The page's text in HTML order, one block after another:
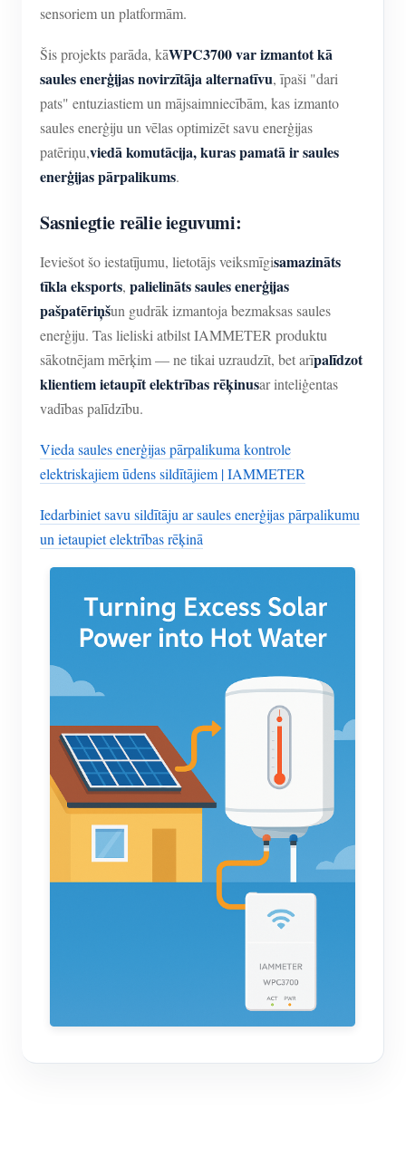
sensoriem un platformām.
Šis projekts parāda, kāWPC3700 var izmantot kā
saules enerģijas novirzītāja alternatīvu, īpaši "dari
pats" entuziastiem un mājsaimniecībām, kas izmanto
saules enerģiju un vēlas optimizēt savu enerģijas
patēriņu,viedā komutācija, kuras pamatā ir saules
enerģijas pārpalikums.
Sasniegtie reālie ieguvumi:
Ieviešot šo iestatījumu, lietotājs veiksmīgisamazināts
tīkla eksports, palielināts saules enerģijas
pašpatēriņšun gudrāk izmantoja bezmaksas saules
enerģiju. Tas lieliski atbilst IAMMETER produktu
sākotnējam mērķim — ne tikai uzraudzīt, bet arīpalīdzot
klientiem ietaupīt elektrības rēķinusar inteliģentas
vadības palīdzību.
Vieda saules enerģijas pārpalikuma kontrole
elektriskajiem ūdens sildītājiem | IAMMETER
Iedarbiniet savu sildītāju ar saules enerģijas pārpalikumu
un ietaupiet elektrības rēķinā